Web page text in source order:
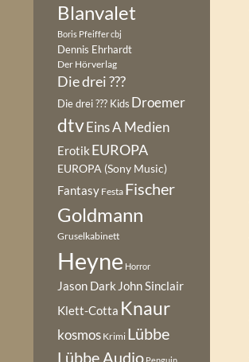
Blanvalet
Boris Pfeiffercbj
Dennis Ehrhardt
Der Hörverlag
Die drei ???
Die drei ??? Kids Droemer
dtvEins A Medien
Erotik EUROPA
EUROPA (Sony Music)
Fantasy Festa Fischer
Goldmann
Gruselkabinett
Heyne Horror
Jason Dark John Sinclair
Klett-Cotta Knaur
kosmos Krimi Lübbe
Lübbe Audio